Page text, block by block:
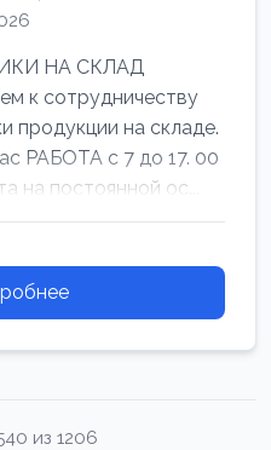
НА СКЛАД
к сотрудничеству
продукции на складе.
РАБОТА с 7 до 17. 00
на постоянной ос...
из 1206